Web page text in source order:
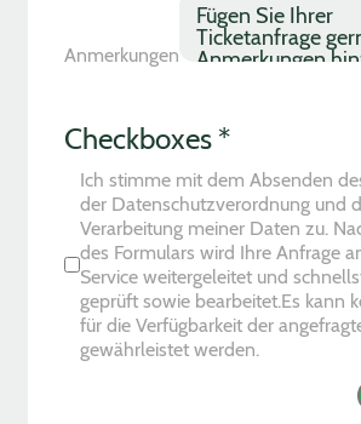
Anmerkungen
Checkboxes *
Ich stimme mit dem Absenden
der Datenschutzverordnung und
Verarbeitung meiner Daten zu.
des Formulars wird Ihre Anfrage
Service weitergeleitet und
geprüft sowie bearbeitet.Es kann
für die Verfügbarkeit der
gewährleistet werden.